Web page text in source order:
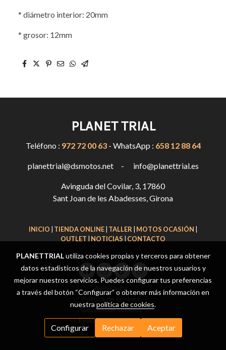
* diámetro interior: 20mm
* grosor: 12mm
PLANET TRIAL
Teléfono : 972 72 00 63- WhatsApp : 658 12 88 64
planettrial@dsmotos.net - info@planettrial.es
Avinguda del Covilar, 3, 17860
Sant Joan de les Abadesses, Girona
INICIO TIENDA ONLINE TALLER MOTOS OCASIÓN
OUTLET
NOTICIAS CONTACTO
Aviso legal
Política de cookies
Gestión de cookies
Política de privacidad
PLANETTRIALutiliza cookies propias y terceros para obtener
datos estadísticos de la navegación de nuestros usuarios y
mejorar nuestros servicios. Puedes configurar tus preferencias
a través del botón “Configurar” o obtener más información en
nuestra política de cookies.
Configurar Rechazar Aceptar